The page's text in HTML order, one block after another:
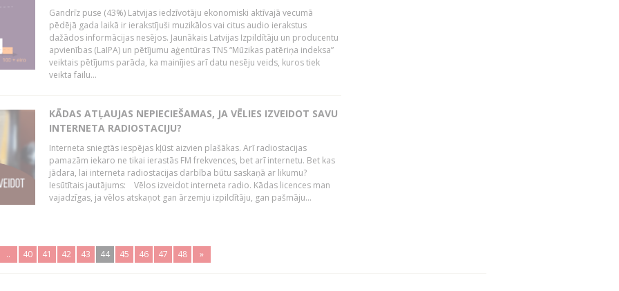
Gandrīz puse (43%) Latvijas iedzīvotāju ekonomiski aktīvajā vecumā
pēdējā gada laikā ir ierakstījuši muzikālos vai citus audio ierakstus
dažādos informācijas nesējos. Jaunākais Latvijas Izpildītāju un producentu
apvienības (LaIPA) un pētījumu aģentūras TNS “Mūzikas patēriņa indeksa”
veiktais pētījums parāda, ka mainījies arī datu nesēju veids, kuros tiek
veikta failu...
KĀDAS ATĻAUJAS NEPIECIEŠAMAS, JA VĒLIES IZVEIDOT SAVU
INTERNETA RADIOSTACIJU?
Interneta sniegtās iespējas kļūst aizvien plašākas. Arī radiostacijas
pamazām iekaro ne tikai ierastās FM frekvences, bet arī internetu. Bet kas
jādara, lai interneta radiostacijas darbība būtu saskaņā ar likumu?
Iesūtītais jautājums: Vēlos izveidot interneta radio. Kādas licences man
vajadzīgas, ja vēlos atskaņot gan ārzemju izpildītāju, gan pašmāju...
.. 40 41 42 43 44 45 46 47 48 »